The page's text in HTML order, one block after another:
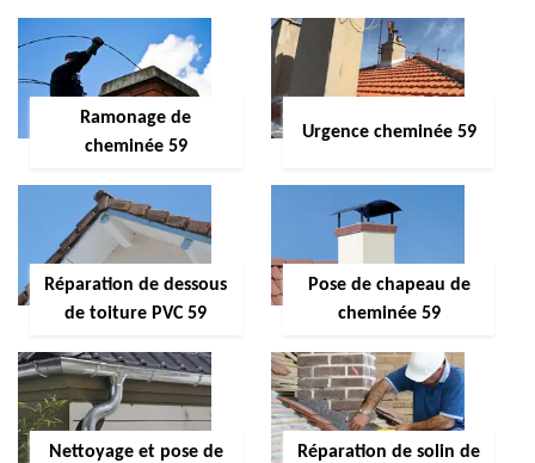
Ramonage de
cheminée 59
Urgence cheminée 59
Réparation de dessous
de toiture PVC 59
Pose de chapeau de
cheminée 59
Nettoyage et pose de
Réparation de solin de